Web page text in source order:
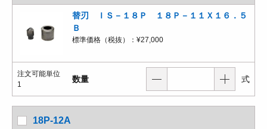
替刃 ＩＳ－１８Ｐ １８Ｐ－１１Ｘ１６．５
Ｂ
標準価格（税抜）： ¥27,000
注文可能単位
1
数量 式
18P-12A